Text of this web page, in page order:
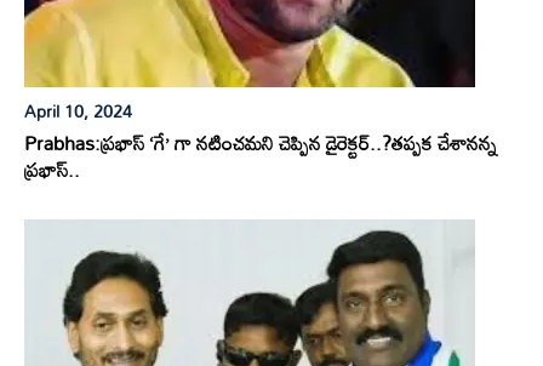
April 10, 2024
Prabhas:ప్రభాస్ ‘గే’ గా నటించమని చెప్పిన డైరెక్టర్..?తప్పక చేశానన్న
ప్రభాస్..